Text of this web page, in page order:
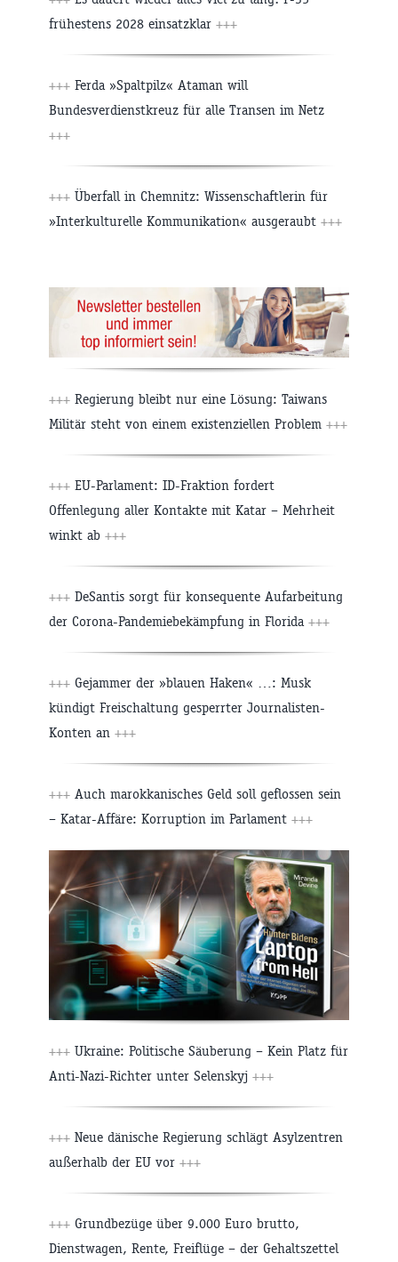
frühestens 2028 einsatzklar +++
+++ Ferda »Spaltpilz« Ataman will
Bundesverdienstkreuz für alle Transen im Netz
+++
+++ Überfall in Chemnitz: Wissenschaftlerin für
»Interkulturelle Kommunikation« ausgeraubt +++
+++ Regierung bleibt nur eine Lösung: Taiwans
Militär steht von einem existenziellen Problem +++
+++ EU-Parlament: ID-Fraktion fordert
Offenlegung aller Kontakte mit Katar – Mehrheit
winkt ab +++
+++ DeSantis sorgt für konsequente Aufarbeitung
der Corona-Pandemiebekämpfung in Florida +++
+++ Gejammer der »blauen Haken« …: Musk
kündigt Freischaltung gesperrter Journalisten-
Konten an +++
+++ Auch marokkanisches Geld soll geflossen sein
– Katar-Affäre: Korruption im Parlament +++
+++ Ukraine: Politische Säuberung – Kein Platz für
Anti-Nazi-Richter unter Selenskyj +++
+++ Neue dänische Regierung schlägt Asylzentren
außerhalb der EU vor +++
+++ Grundbezüge über 9.000 Euro brutto,
Dienstwagen, Rente, Freiflüge – der Gehaltszettel